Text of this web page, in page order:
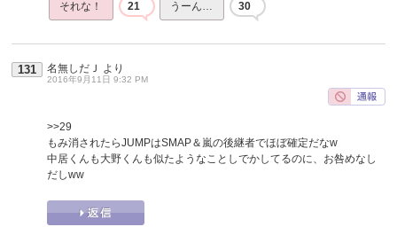
それな！ 21 うーん… 30
131 名無しだＪ より
2016年9月11日 9:32 PM
>>29
もみ消されたらJUMPはSMAP＆嵐の後継者でほぼ確定だなw
中居くんも大野くんも似たようなことしでかしてるのに、お咎めなし
だしww